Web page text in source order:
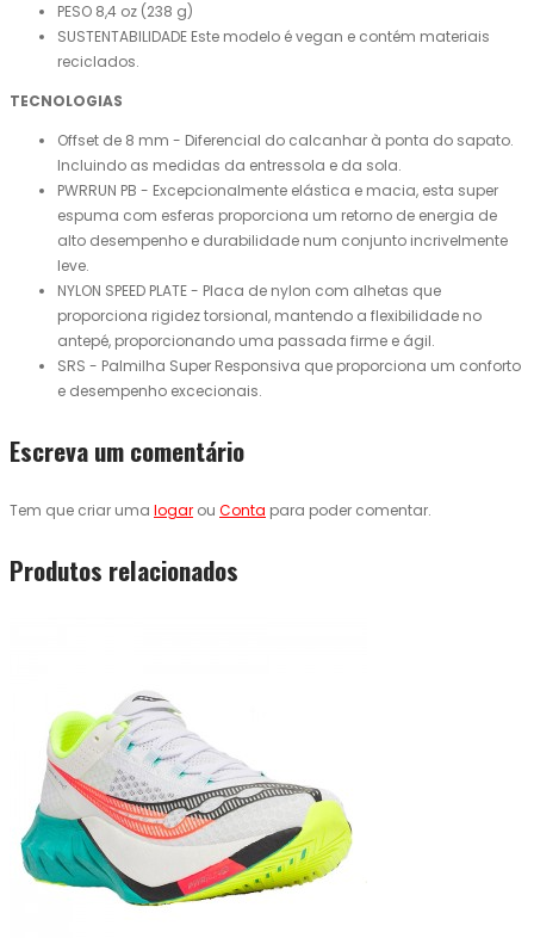
PESO 8,4 oz (238 g)
SUSTENTABILIDADE Este modelo é vegan e contém materiais
reciclados.
TECNOLOGIAS
Offset de 8 mm - Diferencial do calcanhar à ponta do sapato.
Incluindo as medidas da entressola e da sola.
PWRRUN PB - Excepcionalmente elástica e macia, esta super
espuma com esferas proporciona um retorno de energia de
alto desempenho e durabilidade num conjunto incrivelmente
leve.
NYLON SPEED PLATE - Placa de nylon com alhetas que
proporciona rigidez torsional, mantendo a flexibilidade no
antepé, proporcionando uma passada firme e ágil.
SRS - Palmilha Super Responsiva que proporciona um conforto
e desempenho excecionais.
Escreva um comentário
Tem que criar uma logar ou Conta para poder comentar.
Produtos relacionados